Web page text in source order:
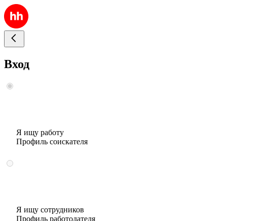
Вход
Я ищу работу
Профиль соискателя
Я ищу сотрудников
Профиль работодателя